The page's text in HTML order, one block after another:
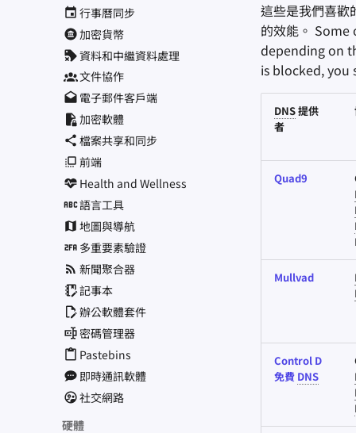
行事曆同步
加密貨幣
資料和中繼資料處理
文件協作
電子郵件客戶端
加密軟體
檔案共享和同步
前端
Health and Wellness
語言工具
地圖與導航
多重要素驗證
新聞聚合器
記事本
辦公軟體套件
密碼管理器
Pastebins
即時通訊軟體
社交網路
硬體
這些是我們喜歡
的效能。
depending on
is blocked,
DNS提供
者
Quad9
Mullvad
Control D
免費 DNS